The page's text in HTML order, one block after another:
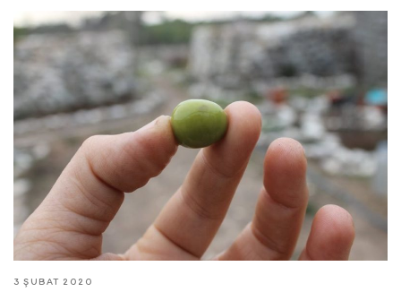
3 ŞUBAT 2020